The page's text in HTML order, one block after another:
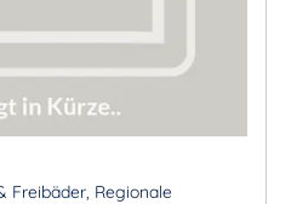
Freibäder, Regionale